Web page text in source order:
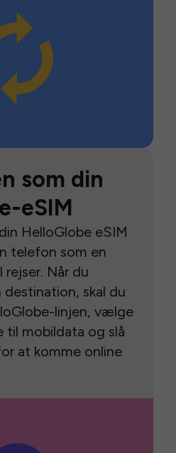
som din
eSIM
HelloGlobe eSIM
telefon som en
Når du
skal du
linjen, vælge
til mobildata og slå
at komme online